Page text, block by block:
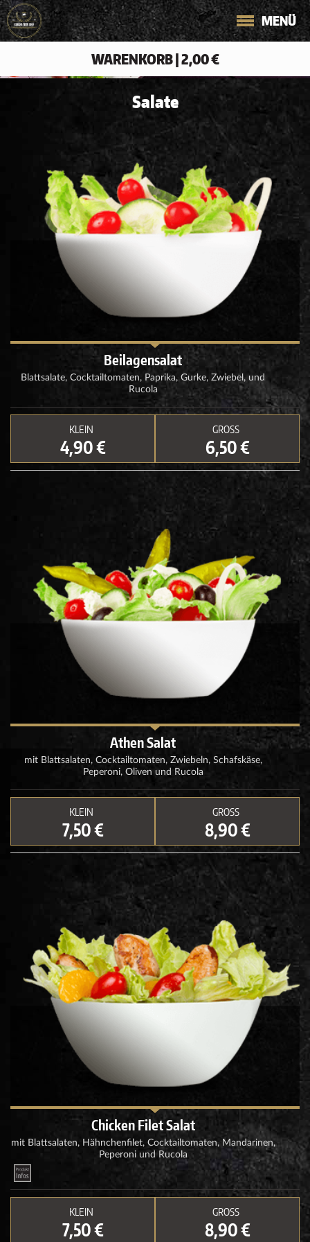
MENÜ
WARENKORB|2,00 €
Salate
Beilagensalat
Blattsalate, Cocktailtomaten, Paprika, Gurke, Zwiebel, und
Rucola
KLEIN
4,90 €
GROSS
6,50 €
Athen Salat
mit Blattsalaten, Cocktailtomaten, Zwiebeln, Schafskäse,
Peperoni, Oliven und Rucola
KLEIN
7,50 €
GROSS
8,90 €
Chicken Filet Salat
mit Blattsalaten, Hähnchenfilet, Cocktailtomaten, Mandarinen,
Peperoni und Rucola
KLEIN
7,50 €
GROSS
8,90 €